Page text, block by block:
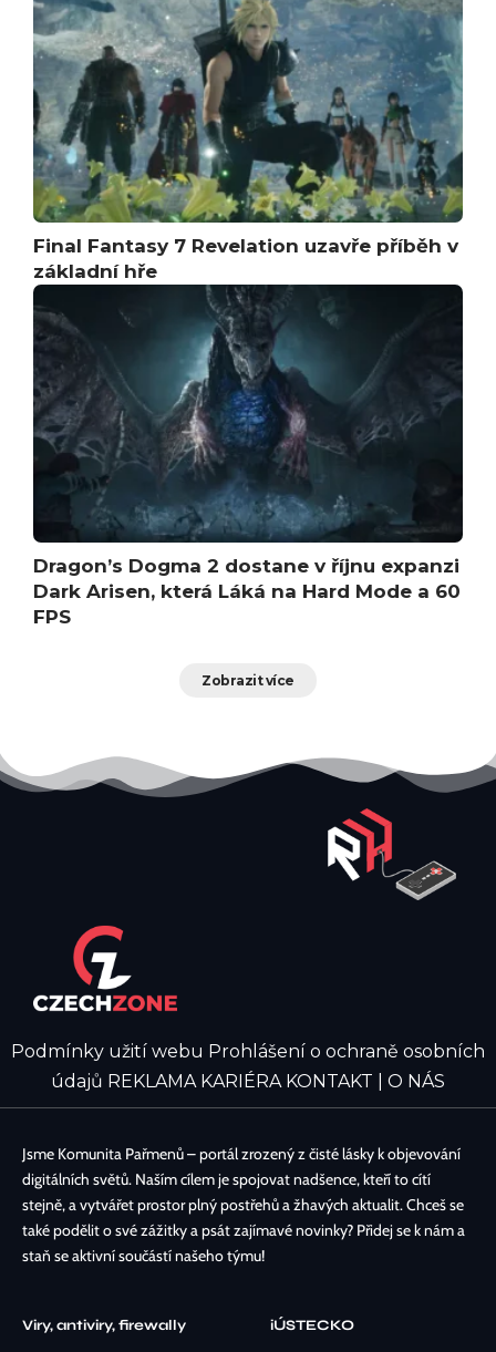
Final Fantasy 7 Revelation uzavře příběh v
základní hře
Dragon’s Dogma 2 dostane v říjnu expanzi
Dark Arisen, která Láká na Hard Mode a 60
FPS
Zobrazit více
Podmínky užití webu Prohlášení o ochraně osobních
údajů REKLAMA KARIÉRA KONTAKT | O NÁS
Jsme Komunita Pařmenů – portál zrozený z čisté lásky k objevování
digitálních světů. Naším cílem je spojovat nadšence, kteří to cítí
stejně, a vytvářet prostor plný postřehů a žhavých aktualit. Chceš se
také podělit o své zážitky a psát zajímavé novinky? Přidej se k nám a
staň se aktivní součástí našeho týmu!
Viry, antiviry, firewally iÚSTECKO